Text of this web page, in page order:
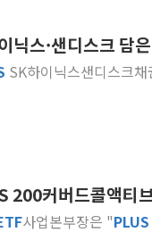
닉스·샌디스크 담
SK하이닉스샌디스크
200커버드콜액티
사업본부장은 "PLUS